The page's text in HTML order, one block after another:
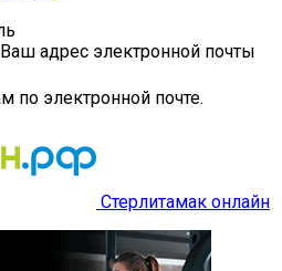
Ваш адрес электронной почты
по электронной почте.
Стерлитамак онлайн